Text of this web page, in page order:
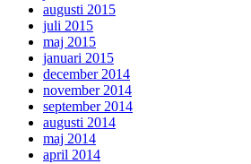
augusti 2015
juli 2015
maj 2015
januari 2015
december 2014
november 2014
september 2014
augusti 2014
maj 2014
april 2014